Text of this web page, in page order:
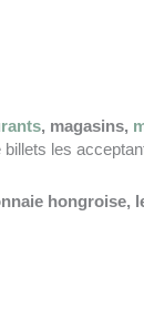
, magasins,
les
hongroise,